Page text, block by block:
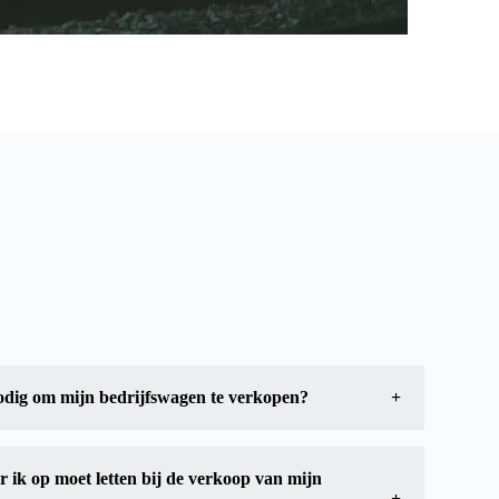
om mijn bedrijfswagen te verkopen?
heeft.
ik op moet letten bij de verkoop van mijn